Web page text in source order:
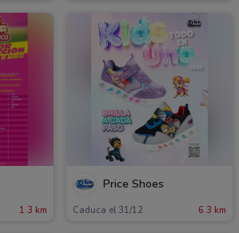
1.3 km
Price Shoes
Caduca el 31/12 6.3 km